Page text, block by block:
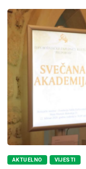
AKTUELNO VIJESTI